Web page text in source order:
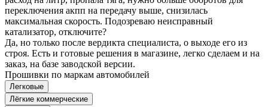
переключения акпп на передачу выше, снизилась
максимальная скорость. Подозреваю неисправный
катализатор, отключите?
Да, но только после вердикта специалиста, о выходе его из
строя. Есть и готовые решения в магазине, легко сделаем и на
заказ, на базе заводской версии.
Прошивки по маркам автомобилей
Легковые
Лёгкие коммерческие